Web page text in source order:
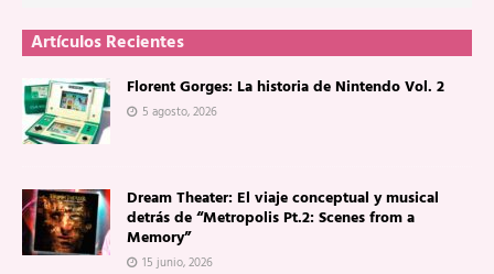
Artículos Recientes
Florent Gorges: La historia de Nintendo Vol. 2
5 agosto, 2026
Dream Theater: El viaje conceptual y musical
detrás de “Metropolis Pt.2: Scenes from a
Memory”
15 junio, 2026